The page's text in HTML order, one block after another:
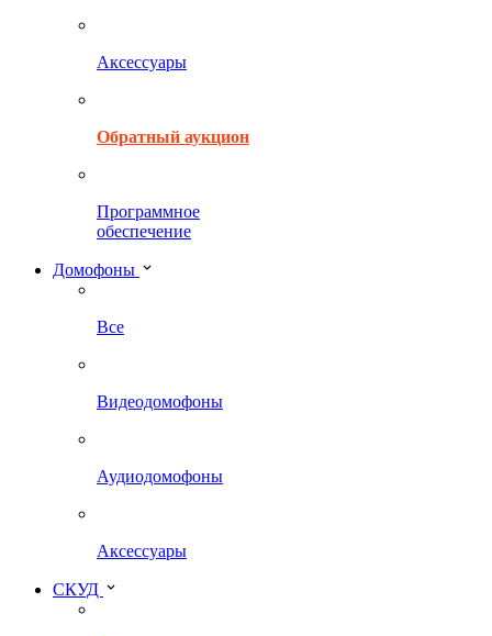
Аксессуары
Обратный аукцион
Программное
обеспечение
Домофоны
Все
Видеодомофоны
Аудиодомофоны
Аксессуары
СКУД